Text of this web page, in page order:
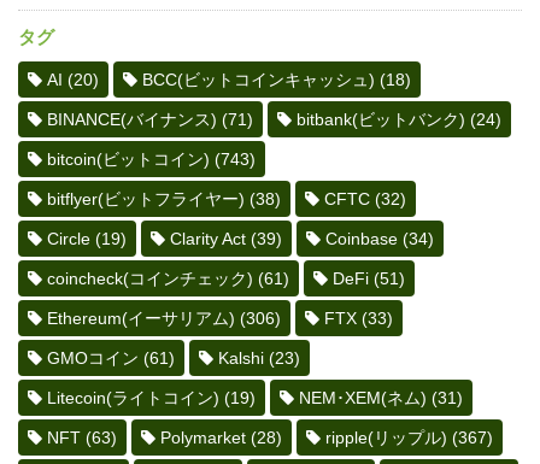
タグ
AI (20) BCC(ビットコインキャッシュ) (18)
BINANCE(バイナンス) (71) bitbank(ビットバンク) (24)
bitcoin(ビットコイン) (743)
bitflyer(ビットフライヤー) (38) CFTC (32)
Circle (19) Clarity Act (39) Coinbase (34)
coincheck(コインチェック) (61) DeFi (51)
Ethereum(イーサリアム) (306) FTX (33)
GMOコイン (61) Kalshi (23)
Litecoin(ライトコイン) (19) NEM･XEM(ネム) (31)
NFT (63) Polymarket (28) ripple(リップル) (367)